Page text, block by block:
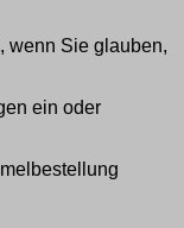
wenn Sie glauben,
ein oder